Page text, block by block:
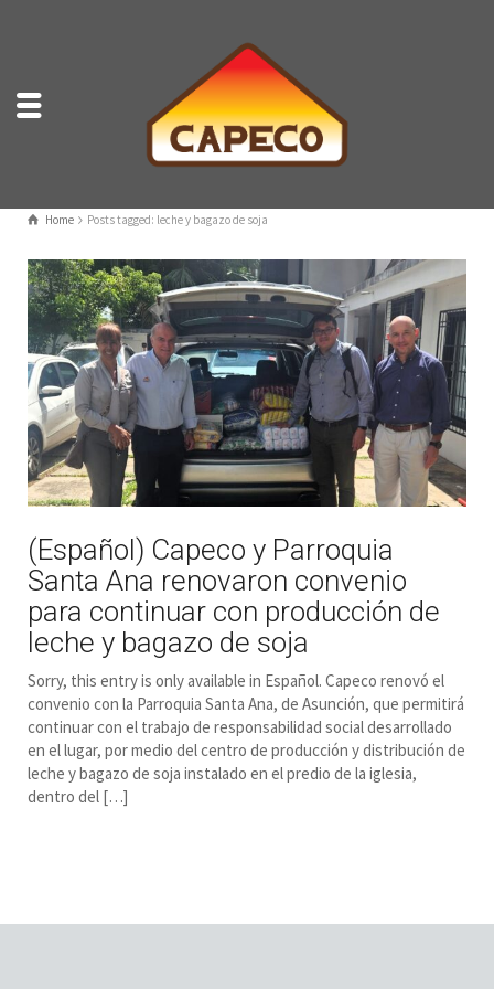
Home Posts tagged: leche y bagazo de soja
(Español) Capeco y Parroquia
Santa Ana renovaron convenio
para continuar con producción de
leche y bagazo de soja
Sorry, this entry is only available in Español. Capeco renovó el
convenio con la Parroquia Santa Ana, de Asunción, que permitirá
continuar con el trabajo de responsabilidad social desarrollado
en el lugar, por medio del centro de producción y distribución de
leche y bagazo de soja instalado en el predio de la iglesia,
dentro del […]